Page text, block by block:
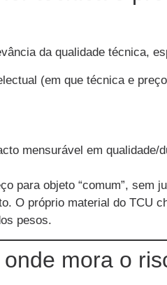
da qualidade técnica,
(em que técnica e
mensurável em qualidade/
para objeto “comum”, sem
O próprio material do TCU
pesos.
mora o